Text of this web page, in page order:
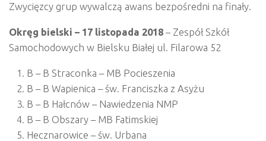
Zwycięzcy grup wywalczą awans bezpośredni na finały.
Okręg bielski – 17 listopada 2018 – Zespół Szkół
Samochodowych w Bielsku Białej ul. Filarowa 52
B – B Straconka – MB Pocieszenia
B – B Wapienica – św. Franciszka z Asyżu
B – B Hałcnów – Nawiedzenia NMP
B – B Obszary – MB Fatimskiej
Hecznarowice – św. Urbana